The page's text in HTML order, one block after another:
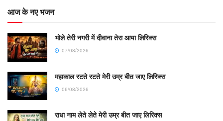
आज के नए भजन
भोले तेरी नगरी में दीवाना तेरा आया लिरिक्स
07/08/2026
महाकाल रटते रटते मेरी उम्र बीत जाए लिरिक्स
06/08/2026
राधा नाम लेते लेते मेरी उम्र बीत जाए लिरिक्स